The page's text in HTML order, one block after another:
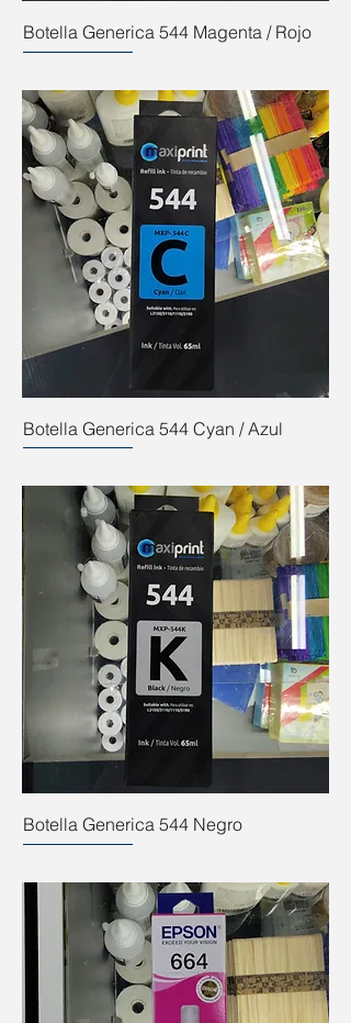
Botella Generica 544 Magenta / Rojo
Botella Generica 544 Cyan / Azul
Botella Generica 544 Negro